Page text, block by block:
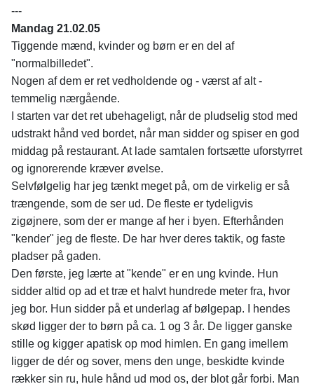
---
Mandag 21.02.05
Tiggende mænd, kvinder og børn er en del af
"normalbilledet".
Nogen af dem er ret vedholdende og - værst af alt -
temmelig nærgående.
I starten var det ret ubehageligt, når de pludselig stod med
udstrakt hånd ved bordet, når man sidder og spiser en god
middag på restaurant. At lade samtalen fortsætte uforstyrret
og ignorerende kræver øvelse.
Selvfølgelig har jeg tænkt meget på, om de virkelig er så
trængende, som de ser ud. De fleste er tydeligvis
zigøjnere, som der er mange af her i byen. Efterhånden
"kender" jeg de fleste. De har hver deres taktik, og faste
pladser på gaden.
Den første, jeg lærte at "kende" er en ung kvinde. Hun
sidder altid op ad et træ et halvt hundrede meter fra, hvor
jeg bor. Hun sidder på et underlag af bølgepap. I hendes
skød ligger der to børn på ca. 1 og 3 år. De ligger ganske
stille og kigger apatisk op mod himlen. En gang imellem
ligger de dér og sover, mens den unge, beskidte kvinde
rækker sin ru, hule hånd ud mod os, der blot går forbi. Man